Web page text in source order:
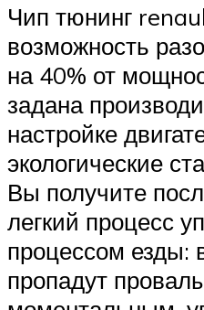
Чип тюнинг
возможность
на 40% от
задана
настройке
экологические
Вы получите
легкий процесс
процессом езды:
пропадут